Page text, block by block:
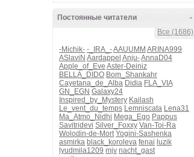
-
Постоянные читатели
Все (1686)
-Michik- -_IRA_-AAUUMM ARINA999
ASlaviN Aardappel Anju-AnnaD04
Apple_of_Eve Aster-Deiniz
BELLA_DIDO Bom_Shankahr
Cayetana_de_Alba Didia FLA_VIA
GN_EGN Galaxy24
Inspired_by_Mystery Kailash
Le_vent_du_temps Lemniscata Lena31
Ma_Atmo_Nidhi Mega_Ego Pappus
Savitridevi Silver_Foxxy Van-Toi-Ra
Wolodin-de-Mort Yogini-Sashenka
asmirka black_koroleva fenai luzik
lyudmila1209 mjv nacht_gast